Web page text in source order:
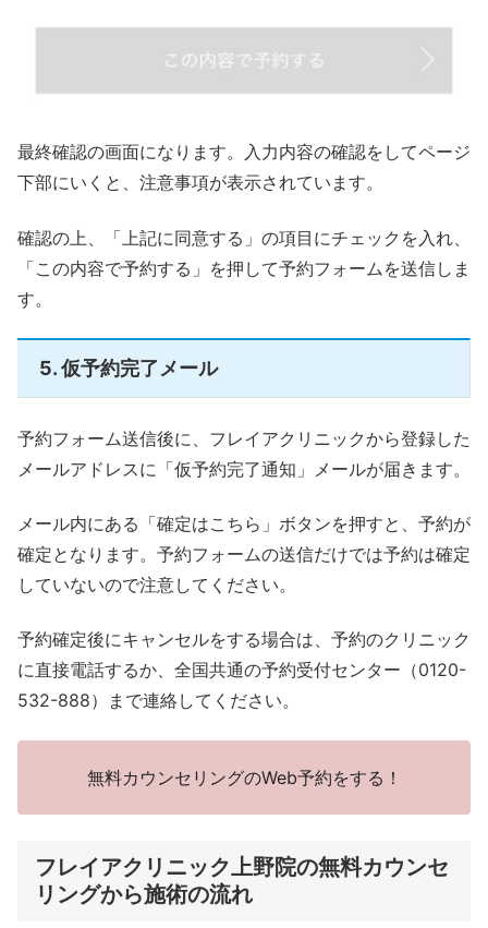
最終確認の画面になります。入力内容の確認をしてページ
下部にいくと、注意事項が表示されています。
確認の上、「上記に同意する」の項目にチェックを入れ、
「この内容で予約する」を押して予約フォームを送信しま
す。
5. 仮予約完了メール
予約フォーム送信後に、フレイアクリニックから登録した
メールアドレスに「仮予約完了通知」メールが届きます。
メール内にある「確定はこちら」ボタンを押すと、予約が
確定となります。予約フォームの送信だけでは予約は確定
していないので注意してください。
予約確定後にキャンセルをする場合は、予約のクリニック
に直接電話するか、全国共通の予約受付センター（0120-
532-888）まで連絡してください。
無料カウンセリングのWeb予約をする！
フレイアクリニック上野院の無料カウンセ
リングから施術の流れ